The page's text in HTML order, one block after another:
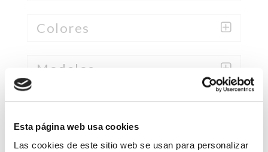
Esta página web usa cookies
Las cookies de este sitio web se usan para personalizar
Colores
Modelos
ALGO DE JAIME
STRIPES